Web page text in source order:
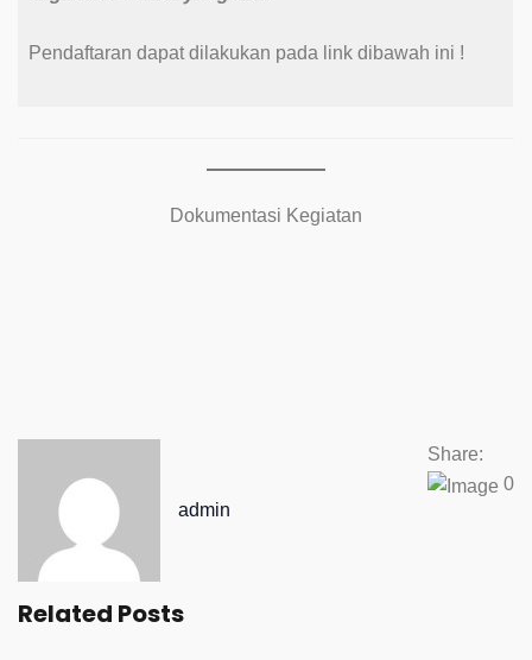
Pendaftaran dapat dilakukan pada link dibawah ini !
Dokumentasi Kegiatan
admin
Share:
0
Related Posts